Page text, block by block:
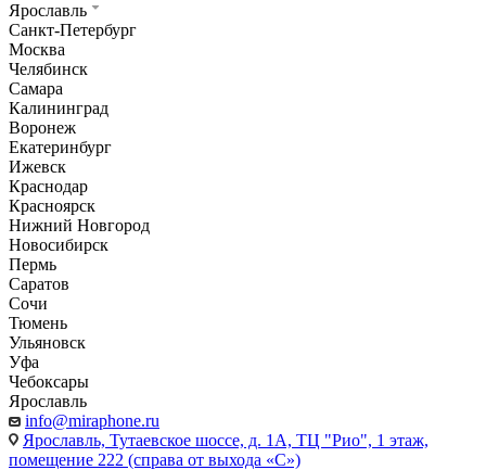
Ярославль
Санкт-Петербург
Москва
Челябинск
Самара
Калининград
Воронеж
Екатеринбург
Ижевск
Краснодар
Красноярск
Нижний Новгород
Новосибирск
Пермь
Саратов
Сочи
Тюмень
Ульяновск
Уфа
Чебоксары
Ярославль
info@miraphone.ru
Ярославль, Тутаевское шоссе, д. 1А, ТЦ "Рио", 1 этаж,
помещение 222 (справа от выхода «С»)